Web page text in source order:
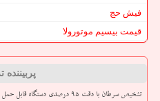
فیش حج
قیمت بیسیم موتورولا
پربیننده
تشخیص سرطان با دقت ۹۵ درصدی